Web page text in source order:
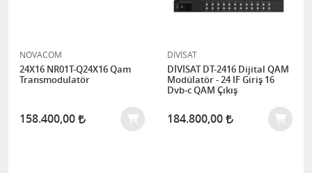
NOVACOM
24X16 NR01T-Q24X16 Qam
Transmodulatör
158.400,00
DİVİSAT
DİVİSAT DT-2416 Dijital QAM
Modülatör - 24 IF Giriş 16
Dvb-c QAM Çıkış
184.800,00